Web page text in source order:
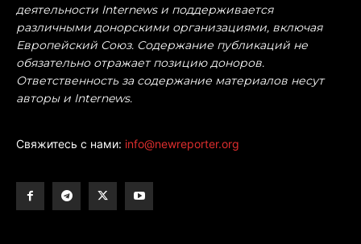
деятельности Internews и поддерживается
различными донорскими организациями, включая
Европейский Союз. Содержание публикаций не
обязательно отражает позицию доноров.
Ответственность за содержание материалов несут
авторы и Internews.
Свяжитесь с нами: info@newreporter.org